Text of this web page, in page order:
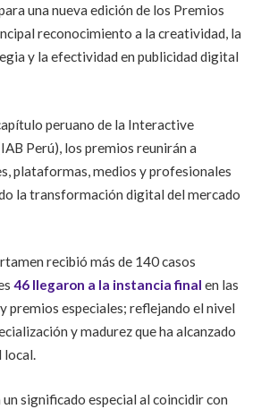
una nueva edición de los Premios
reconocimiento a la creatividad, la
y la efectividad en publicidad digital
peruano de la Interactive
Perú), los premios reunirán a
plataformas, medios y profesionales
la transformación digital del mercado
recibió más de 140 casos
46 llegaron a la instancia final en las
premios especiales; reflejando el nivel
y madurez que ha alcanzado
local.
significado especial al coincidir con